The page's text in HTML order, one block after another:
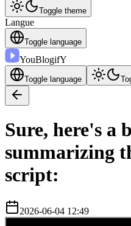
Toggle theme
Langue
Toggle language
YouBlogifY
Toggle language
Sure, here's a
summarizing
script:
2026-06-04 12:49